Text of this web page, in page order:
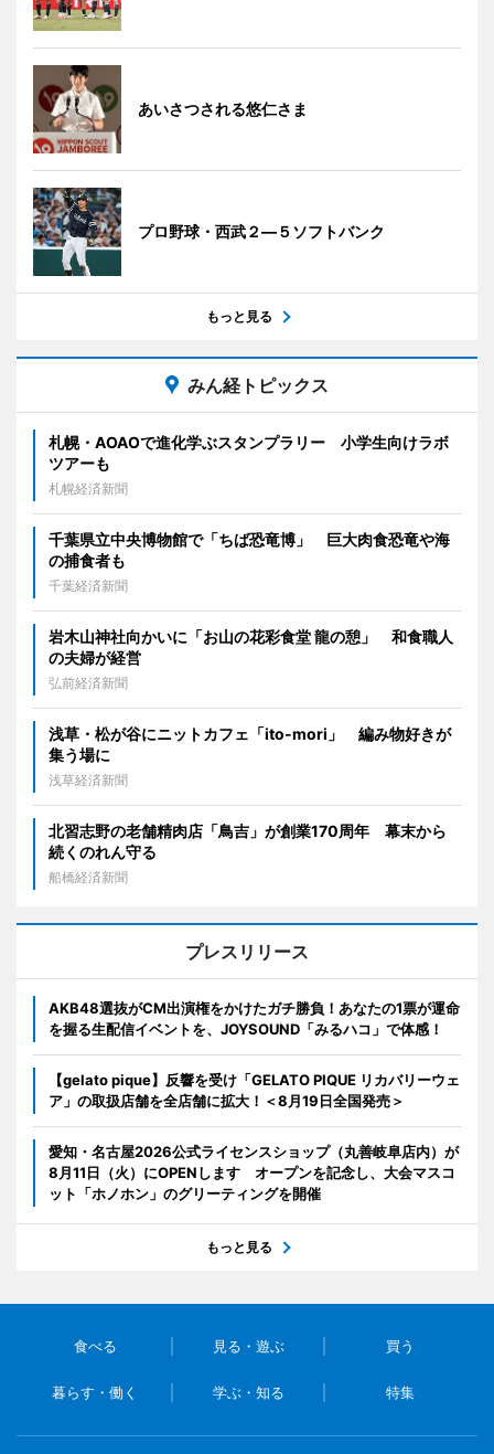
あいさつされる悠仁さま
プロ野球・西武２―５ソフトバンク
もっと見る
みん経トピックス
札幌・AOAOで進化学ぶスタンプラリー 小学生向けラボ
ツアーも
札幌経済新聞
千葉県立中央博物館で「ちば恐竜博」 巨大肉食恐竜や海
の捕食者も
千葉経済新聞
岩木山神社向かいに「お山の花彩食堂 龍の憩」 和食職人
の夫婦が経営
弘前経済新聞
浅草・松が谷にニットカフェ「ito-mori」 編み物好きが
集う場に
浅草経済新聞
北習志野の老舗精肉店「鳥吉」が創業170周年 幕末から
続くのれん守る
船橋経済新聞
プレスリリース
AKB48選抜がCM出演権をかけたガチ勝負！あなたの1票が運命
を握る生配信イベントを、JOYSOUND「みるハコ」で体感！
【gelato pique】反響を受け「GELATO PIQUE リカバリーウェ
ア」の取扱店舗を全店舗に拡大！＜8月19日全国発売＞
愛知・名古屋2026公式ライセンスショップ（丸善岐阜店内）が
8月11日（火）にOPENします オープンを記念し、大会マスコ
ット「ホノホン」のグリーティングを開催
もっと見る
食べる 見る・遊ぶ 買う
暮らす・働く 学ぶ・知る 特集